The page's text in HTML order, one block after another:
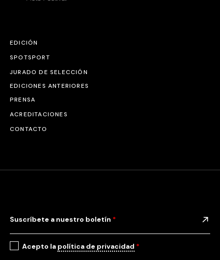
EDICIÓN
SPOTSPORT
JURADO DE SELECCIÓN
EDICIONES ANTERIORES
PRENSA
ACREDITACIONES
CONTACTO
Suscríbete a nuestro boletín *
Acepto la política de privacidad *